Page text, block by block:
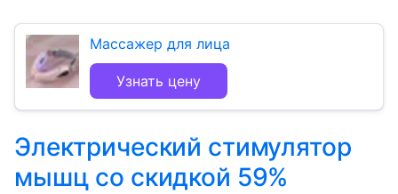
Массажер для лица
Узнать цену
Электрический стимулятор
мышц со скидкой 59%